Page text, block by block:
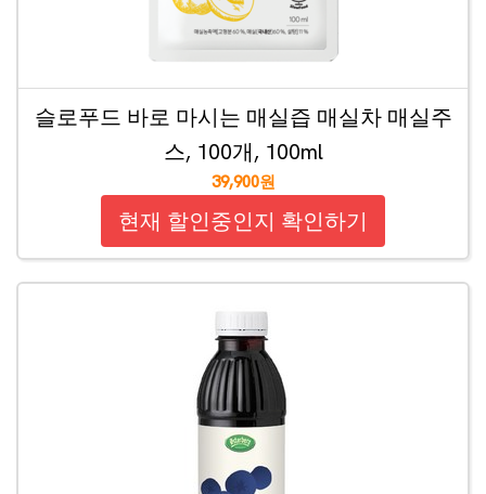
슬로푸드 바로 마시는 매실즙 매실차 매실주
스, 100개, 100ml
39,900원
현재 할인중인지 확인하기